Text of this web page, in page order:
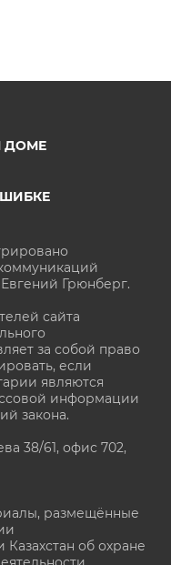
ДОМЕ
Грюнберг.
сайта
за собой право
если
являются
информации
закона.
38/61, офис 702,
размещённые
об охране